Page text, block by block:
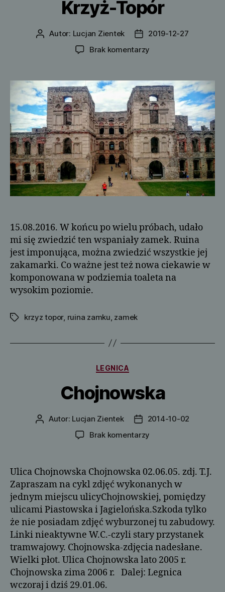
Krzyż-Topór
AutorAutor: Lucjan Zientek
Data2019-12-27
Brak komentarzy
15.08.2016. W końcu po wielu próbach, udało
mi się zwiedzić ten wspaniały zamek. Ruina
jest imponująca, można zwiedzić wszystkie jej
zakamarki. Co ważne jest też nowa ciekawie w
komponowana w podziemia toaleta na
wysokim poziomie.
Tagikrzyz topor, ruina zamku zamek
Kategorie
LEGNICA
Chojnowska
AutorAutor: Lucjan Zientek
Data2014-10-02
Brak komentarzy
Ulica Chojnowska Chojnowska 02.06.05. zdj. T.J.
Zapraszam na cykl zdjęć wykonanych w
jednym miejscu ulicyChojnowskiej, pomiędzy
ulicami Piastowska i Jagielońska.Szkoda tylko
że nie posiadam zdjęć wyburzonej tu zabudowy.
Linki nieaktywne W.C.-czyli stary przystanek
tramwajowy. Chojnowska-zdjęcia nadesłane.
Wielki płot. Ulica Chojnowska lato 2005 r.
Chojnowska zima 2006 r. Dalej: Legnica
wczoraj i dziś 29.01.06.